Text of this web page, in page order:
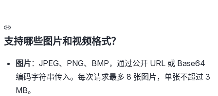
支持哪些图片和视频格式？
图片：JPEG、PNG、BMP，通过公开 URL 或 Base64
编码字符串传入。每次请求最多 8 张图片，单张不超过 3
MB。